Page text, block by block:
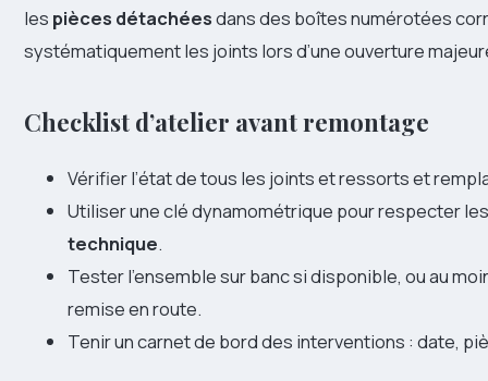
les pièces détachéesdans des boîtes numérotées
systématiquement les joints lors d’une ouverture
Checklist d’atelier avant remontage
Vérifier l’état de tous les joints et ressorts et
Utiliser une clé dynamométrique pour respecter
technique.
Tester l’ensemble sur banc si disponible, ou au
remise en route.
Tenir un carnet de bord des interventions : date,